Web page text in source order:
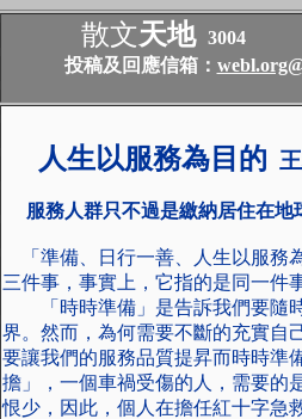
散文天地 3004
投稿及回應信箱：
人生以服務為目的
服務人群只不過是繳納居住在地
「準備、日行一善、人生以服務
三件事，事實上，它指的是同一件
「時時準備」是告訴我們要隨時
界。然而，為何需要不斷的充實自
要讓我們的服務品質提昇而時時準
擔」，一個車禍受傷的人，需要的
恨少，因此，個人在擔任紅十字急